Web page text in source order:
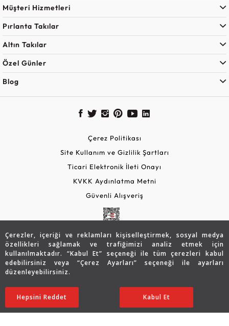
Çerezler, içeriği ve reklamları kişiselleştirmek, sosyal medya
özellikleri sağlamak ve trafiğimizi analiz etmek için
kullanılmaktadır. “Kabul Et” seçeneği ile tüm çerezleri kabul
edebilirsiniz veya “Çerez Ayarları” seçeneği ile ayarları
düzenleyebilirsiniz.
Ayarları Düzenle
Hepsini Reddet Kabul Et
27.427 TL
21.955TL
20.857 TL SATIN ALIN
Müşteri Hizmetleri
Pırlanta Takılar
Altın Takılar
Özel Günler
Blog
Çerez Politikası
Site Kullanım ve Gizlilik Şartları
Ticari Elektronik İleti Onayı
KVKK Aydınlatma Metni
Güvenli Alışveriş
Copyright © 2026 Assos Pırlanta - Bu sitenin tüm hakları